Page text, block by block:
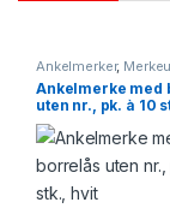
Ankelmerker,
Ankelmerke med
uten nr., pk. à 10